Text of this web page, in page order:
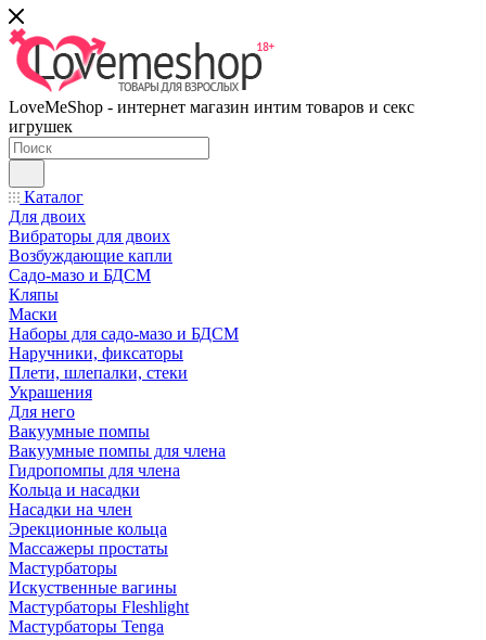
LoveMeShop - интернет магазин интим товаров и секс
игрушек
Каталог
Для двоих
Вибраторы для двоих
Возбуждающие капли
Садо-мазо и БДСМ
Кляпы
Маски
Наборы для садо-мазо и БДСМ
Наручники, фиксаторы
Плети, шлепалки, стеки
Украшения
Для него
Вакуумные помпы
Вакуумные помпы для члена
Гидропомпы для члена
Кольца и насадки
Насадки на член
Эрекционные кольца
Массажеры простаты
Мастурбаторы
Искуственные вагины
Мастурбаторы Fleshlight
Мастурбаторы Tenga